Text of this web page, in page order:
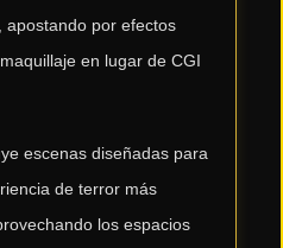
, apostando por efectos
en lugar de CGI
escenas diseñadas para
de terror más
los espacios